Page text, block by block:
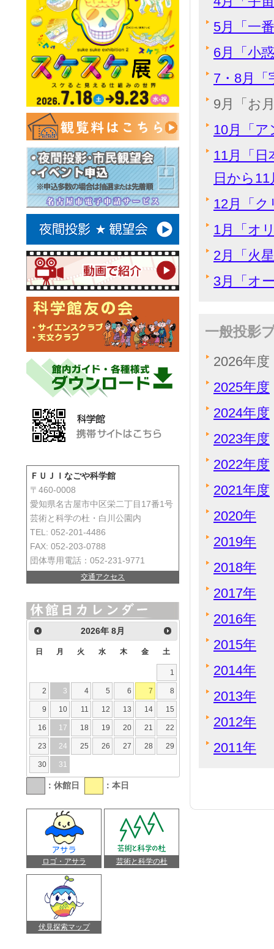
5月「一
6月「小
7・8月「
9月「お
10月「ア
11月「日
日から11
12月「ク
1月「オ
2月「火
3月「オ
一般投影
2026年度
2025年度
2024年度
2023年度
2022年度
2021年度
2020年
2019年
2018年
2017年
2016年
2015年
2014年
2013年
2012年
2011年
ＦＵＪＩなごや科学館
〒460-0008
愛知県名古屋市中区栄二丁目17番1号
芸術と科学の杜・白川公園内
TEL: 052-201-4486
FAX: 052-203-0788
団体専用電話：052-231-9771
交通アクセス
2026年8月
日 月 火 水 木 金 土
1
2 3 4 5 6 7 8
9 10 11 12 13 14 15
16 17 18 19 20 21 22
23 24 25 26 27 28 29
30 31
：休館日 ：本日
ロゴ・アサラ 芸術と科学の杜
伏見探索マップ